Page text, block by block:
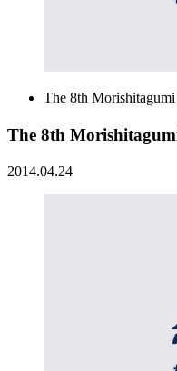
The 8th
The 8th
2014.04.24